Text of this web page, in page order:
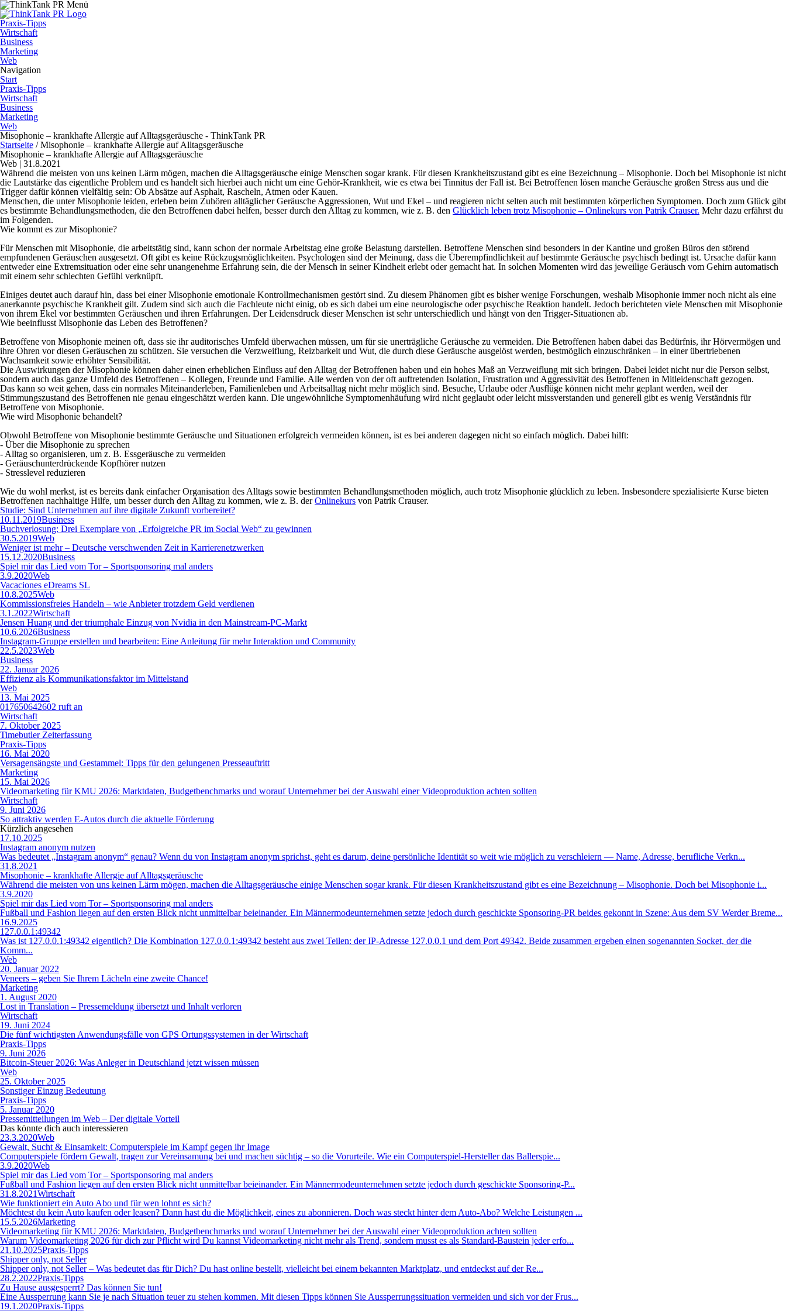
Praxis-Tipps
Wirtschaft
Business
Marketing
Web
Navigation
Start
Praxis-Tipps
Wirtschaft
Business
Marketing
Web
Misophonie – krankhafte Allergie auf Alltagsgeräusche - ThinkTank PR
Startseite / Misophonie – krankhafte Allergie auf Alltagsgeräusche
Misophonie – krankhafte Allergie auf Alltagsgeräusche
Web | 31.8.2021
Während die meisten von uns keinen Lärm mögen, machen die Alltagsgeräusche einige Menschen sogar krank. Für diesen Krankheitszustand gibt es eine Bezeichnung – Misophonie. Doch bei Misophonie ist nicht
die Lautstärke das eigentliche Problem und es handelt sich hierbei auch nicht um eine Gehör-Krankheit, wie es etwa bei Tinnitus der Fall ist. Bei Betroffenen lösen manche Geräusche großen Stress aus und die
Trigger dafür können vielfältig sein: Ob Absätze auf Asphalt, Rascheln, Atmen oder Kauen.
Menschen, die unter Misophonie leiden, erleben beim Zuhören alltäglicher Geräusche Aggressionen, Wut und Ekel – und reagieren nicht selten auch mit bestimmten körperlichen Symptomen. Doch zum Glück gibt
es bestimmte Behandlungsmethoden, die den Betroffenen dabei helfen, besser durch den Alltag zu kommen, wie z. B. den Glücklich leben trotz Misophonie – Onlinekurs von Patrik Crauser. Mehr dazu erfährst du
im Folgenden.
Wie kommt es zur Misophonie?
Für Menschen mit Misophonie, die arbeitstätig sind, kann schon der normale Arbeitstag eine große Belastung darstellen. Betroffene Menschen sind besonders in der Kantine und großen Büros den störend
empfundenen Geräuschen ausgesetzt. Oft gibt es keine Rückzugsmöglichkeiten. Psychologen sind der Meinung, dass die Überempfindlichkeit auf bestimmte Geräusche psychisch bedingt ist. Ursache dafür kann
entweder eine Extremsituation oder eine sehr unangenehme Erfahrung sein, die der Mensch in seiner Kindheit erlebt oder gemacht hat. In solchen Momenten wird das jeweilige Geräusch vom Gehirn automatisch
mit einem sehr schlechten Gefühl verknüpft.
Einiges deutet auch darauf hin, dass bei einer Misophonie emotionale Kontrollmechanismen gestört sind. Zu diesem Phänomen gibt es bisher wenige Forschungen, weshalb Misophonie immer noch nicht als eine
anerkannte psychische Krankheit gilt. Zudem sind sich auch die Fachleute nicht einig, ob es sich dabei um eine neurologische oder psychische Reaktion handelt. Jedoch berichteten viele Menschen mit Misophonie
von ihrem Ekel vor bestimmten Geräuschen und ihren Erfahrungen. Der Leidensdruck dieser Menschen ist sehr unterschiedlich und hängt von den Trigger-Situationen ab.
Wie beeinflusst Misophonie das Leben des Betroffenen?
Betroffene von Misophonie meinen oft, dass sie ihr auditorisches Umfeld überwachen müssen, um für sie unerträgliche Geräusche zu vermeiden. Die Betroffenen haben dabei das Bedürfnis, ihr Hörvermögen und
ihre Ohren vor diesen Geräuschen zu schützen. Sie versuchen die Verzweiflung, Reizbarkeit und Wut, die durch diese Geräusche ausgelöst werden, bestmöglich einzuschränken – in einer übertriebenen
Wachsamkeit sowie erhöhter Sensibilität.
Die Auswirkungen der Misophonie können daher einen erheblichen Einfluss auf den Alltag der Betroffenen haben und ein hohes Maß an Verzweiflung mit sich bringen. Dabei leidet nicht nur die Person selbst,
sondern auch das ganze Umfeld des Betroffenen – Kollegen, Freunde und Familie. Alle werden von der oft auftretenden Isolation, Frustration und Aggressivität des Betroffenen in Mitleidenschaft gezogen.
Das kann so weit gehen, dass ein normales Miteinanderleben, Familienleben und Arbeitsalltag nicht mehr möglich sind. Besuche, Urlaube oder Ausflüge können nicht mehr geplant werden, weil der
Stimmungszustand des Betroffenen nie genau eingeschätzt werden kann. Die ungewöhnliche Symptomenhäufung wird nicht geglaubt oder leicht missverstanden und generell gibt es wenig Verständnis für
Betroffene von Misophonie.
Wie wird Misophonie behandelt?
Obwohl Betroffene von Misophonie bestimmte Geräusche und Situationen erfolgreich vermeiden können, ist es bei anderen dagegen nicht so einfach möglich. Dabei hilft:
- Über die Misophonie zu sprechen
- Alltag so organisieren, um z. B. Essgeräusche zu vermeiden
- Geräuschunterdrückende Kopfhörer nutzen
- Stresslevel reduzieren
Wie du wohl merkst, ist es bereits dank einfacher Organisation des Alltags sowie bestimmten Behandlungsmethoden möglich, auch trotz Misophonie glücklich zu leben. Insbesondere spezialisierte Kurse bieten
Betroffenen nachhaltige Hilfe, um besser durch den Alltag zu kommen, wie z. B. derOnlinekurs von Patrik Crauser.
Studie: Sind Unternehmen auf ihre digitale Zukunft vorbereitet?
10.11.2019Business
Buchverlosung: Drei Exemplare von „Erfolgreiche PR im Social Web“ zu gewinnen
30.5.2019Web
Weniger ist mehr – Deutsche verschwenden Zeit in Karrierenetzwerken
15.12.2020Business
Spiel mir das Lied vom Tor – Sportsponsoring mal anders
3.9.2020Web
Vacaciones eDreams SL
10.8.2025Web
Kommissionsfreies Handeln – wie Anbieter trotzdem Geld verdienen
3.1.2022Wirtschaft
Jensen Huang und der triumphale Einzug von Nvidia in den Mainstream-PC-Markt
10.6.2026Business
Instagram-Gruppe erstellen und bearbeiten: Eine Anleitung für mehr Interaktion und Community
22.5.2023Web
Business
22. Januar 2026
Effizienz als Kommunikationsfaktor im Mittelstand
Web
13. Mai 2025
017650642602 ruft an
Wirtschaft
7. Oktober 2025
Timebutler Zeiterfassung
Praxis-Tipps
16. Mai 2020
Versagensängste und Gestammel: Tipps für den gelungenen Presseauftritt
Marketing
15. Mai 2026
Videomarketing für KMU 2026: Marktdaten, Budgetbenchmarks und worauf Unternehmer bei der Auswahl einer Videoproduktion achten sollten
Wirtschaft
9. Juni 2026
So attraktiv werden E-Autos durch die aktuelle Förderung
Kürzlich angesehen
17.10.2025
Instagram anonym nutzen
Was bedeutet „Instagram anonym“ genau? Wenn du von Instagram anonym sprichst, geht es darum, deine persönliche Identität so weit wie möglich zu verschleiern — Name, Adresse, berufliche Verkn...
31.8.2021
Misophonie – krankhafte Allergie auf Alltagsgeräusche
Während die meisten von uns keinen Lärm mögen, machen die Alltagsgeräusche einige Menschen sogar krank. Für diesen Krankheitszustand gibt es eine Bezeichnung – Misophonie. Doch bei Misophonie i...
3.9.2020
Spiel mir das Lied vom Tor – Sportsponsoring mal anders
Fußball und Fashion liegen auf den ersten Blick nicht unmittelbar beieinander. Ein Männermodeunternehmen setzte jedoch durch geschickte Sponsoring-PR beides gekonnt in Szene: Aus dem SV Werder Breme...
16.9.2025
127.0.0.1:49342
Was ist 127.0.0.1:49342 eigentlich? Die Kombination 127.0.0.1:49342 besteht aus zwei Teilen: der IP-Adresse 127.0.0.1 und dem Port 49342. Beide zusammen ergeben einen sogenannten Socket, der die
Komm...
Web
20. Januar 2022
Veneers – geben Sie Ihrem Lächeln eine zweite Chance!
Marketing
1. August 2020
Lost in Translation – Pressemeldung übersetzt und Inhalt verloren
Wirtschaft
19. Juni 2024
Die fünf wichtigsten Anwendungsfälle von GPS Ortungssystemen in der Wirtschaft
Praxis-Tipps
9. Juni 2026
Bitcoin-Steuer 2026: Was Anleger in Deutschland jetzt wissen müssen
Web
25. Oktober 2025
Sonstiger Einzug Bedeutung
Praxis-Tipps
5. Januar 2020
Pressemitteilungen im Web – Der digitale Vorteil
Das könnte dich auch interessieren
23.3.2020Web
Gewalt, Sucht & Einsamkeit: Computerspiele im Kampf gegen ihr Image
Computerspiele fördern Gewalt, tragen zur Vereinsamung bei und machen süchtig – so die Vorurteile. Wie ein Computerspiel-Hersteller das Ballerspie...
3.9.2020Web
Spiel mir das Lied vom Tor – Sportsponsoring mal anders
Fußball und Fashion liegen auf den ersten Blick nicht unmittelbar beieinander. Ein Männermodeunternehmen setzte jedoch durch geschickte Sponsoring-P...
31.8.2021Wirtschaft
Wie funktioniert ein Auto Abo und für wen lohnt es sich?
Möchtest du kein Auto kaufen oder leasen? Dann hast du die Möglichkeit, eines zu abonnieren. Doch was steckt hinter dem Auto-Abo? Welche Leistungen ...
15.5.2026Marketing
Videomarketing für KMU 2026: Marktdaten, Budgetbenchmarks und worauf Unternehmer bei der Auswahl einer Videoproduktion achten sollten
Warum Videomarketing 2026 für dich zur Pflicht wird Du kannst Videomarketing nicht mehr als Trend, sondern musst es als Standard-Baustein jeder erfo...
21.10.2025Praxis-Tipps
Shipper only, not Seller
Shipper only, not Seller – Was bedeutet das für Dich? Du hast online bestellt, vielleicht bei einem bekannten Marktplatz, und entdeckst auf der Re...
28.2.2022Praxis-Tipps
Zu Hause ausgesperrt? Das können Sie tun!
Eine Aussperrung kann Sie je nach Situation teuer zu stehen kommen. Mit diesen Tipps können Sie Aussperrungssituation vermeiden und sich vor der Frus...
19.1.2020Praxis-Tipps